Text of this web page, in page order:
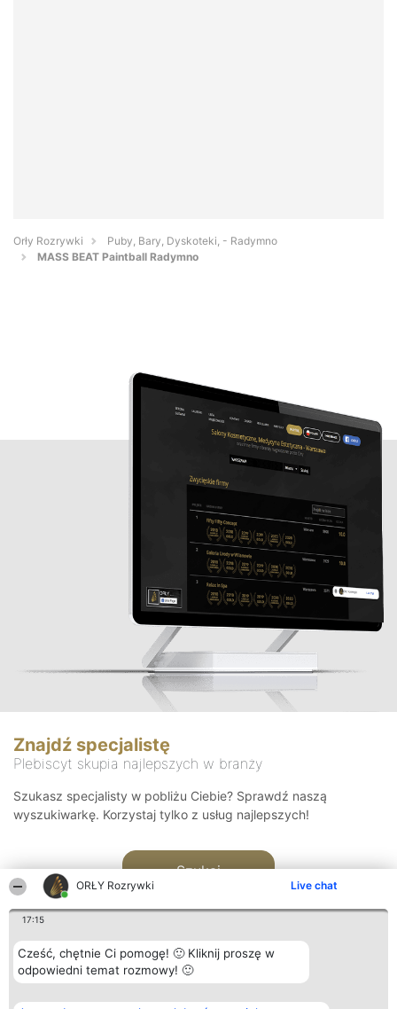
ORŁY Rozrywki Live chat
17:15
Cześć, chętnie Ci pomogę! 🙂 Kliknij proszę w
odpowiedni temat rozmowy! 🙂
Orły Rozrywki
Puby, Bary, Dyskoteki, - Radymno
MASS BEAT Paintball Radymno
Znajdź specjalistę
Plebiscyt skupia najlepszych w branży
Szukasz specjalisty w pobliżu Ciebie? Sprawdź naszą
wyszukiwarkę. Korzystaj tylko z usług najlepszych!
Szukaj
Organizator plebiscytu Plebiscyt Kontakt